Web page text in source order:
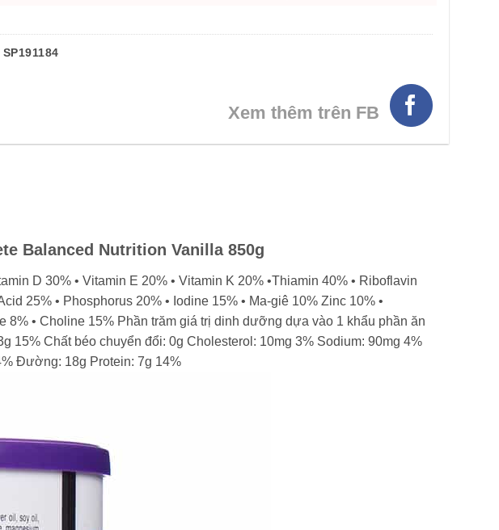
SP191184
Xem thêm trên FB
Balanced Nutrition Vanilla 850g
D 30% • Vitamin E 20% • Vitamin K 20% •Thiamin 40% • Riboflavin
25% • Phosphorus 20% • Iodine 15% • Ma-giê 10% Zinc 10% •
8% • Choline 15% Phần trăm giá trị dinh dưỡng dựa vào 1 khẩu phần ăn
15% Chất béo chuyển đổi: 0g Cholesterol: 10mg 3% Sodium: 90mg 4%
Đường: 18g Protein: 7g 14%